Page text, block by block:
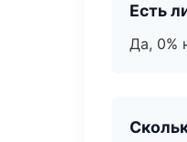
Есть
Да, 0%